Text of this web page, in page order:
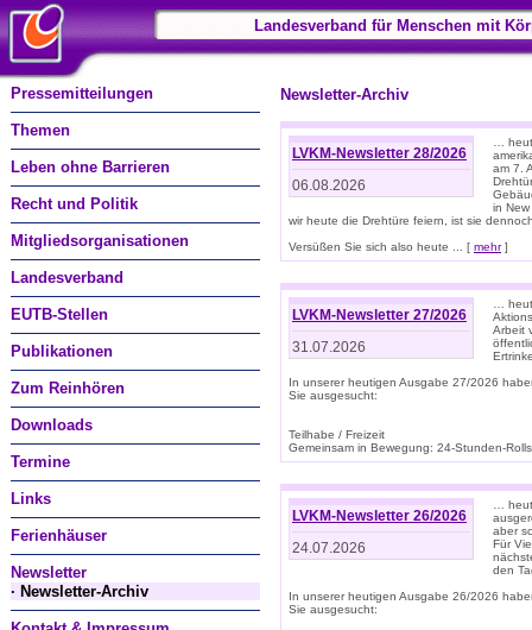
Landesverband für Menschen mit
Pressemitteilungen
Themen
Leben ohne Barrieren
Recht und Politik
Mitgliedsorganisationen
Landesverband
EUTB-Stellen
Publikationen
Zum Reinhören
Downloads
Termine
Links
Ferienhäuser
Newsletter
· Newsletter-Archiv
Newsletter-Archiv
LVKM-Newsletter 28/2026
06.08.2026
…
am 7.
in
wir heute die Drehtüre feiern, ist sie
Versüßen Sie sich also heute ... [ mehr]
LVKM-Newsletter 27/2026
31.07.2026
…
Arbeit
In unserer heutigen Ausgabe 27/2026
Sie ausgesucht:
Teilhabe / Freizeit
Gemeinsam in Bewegung: 24-Stunden-
LVKM-Newsletter 26/2026
24.07.2026
…
aber
Für
den
In unserer heutigen Ausgabe 26/2026
Sie ausgesucht: